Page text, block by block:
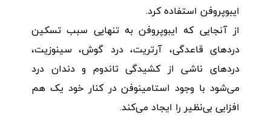
ایبوپروفن استفاده کرد.
از آنجایی که ایبوپروفن به تنهایی سبب تسکین
دردهای قاعدگی، آرتریت، درد گوش، سینوزیت،
دردهای ناشی از کشیدگی تاندوم و دندان درد
می‌شود با وجود استامینوفن در کنار خود یک هم‌
افزایی بی‌نظیر را ایجاد می‌کند.